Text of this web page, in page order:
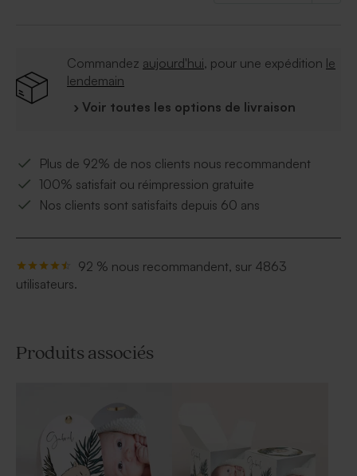
Commandez aujourd'hui, pour une expédition le
lendemain
› Voir toutes les options de livraison
Plus de 92% de nos clients nous recommandent
100% satisfait ou réimpression gratuite
Nos clients sont satisfaits depuis 60 ans
92 % nous recommandent, sur 4863
utilisateurs.
Produits associés